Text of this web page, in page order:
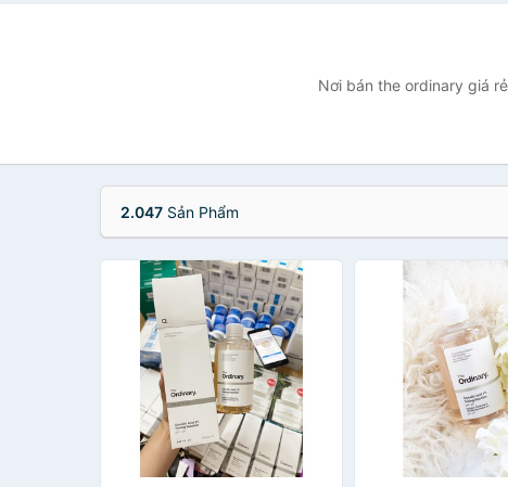
Nơi bán the ordinary giá
2.047 Sản Phẩm